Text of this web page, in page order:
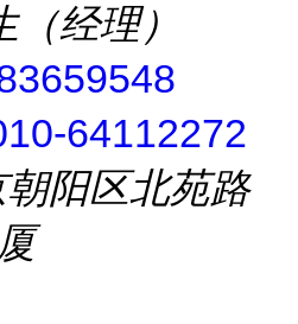
（经理）
64112272
阳区北苑路